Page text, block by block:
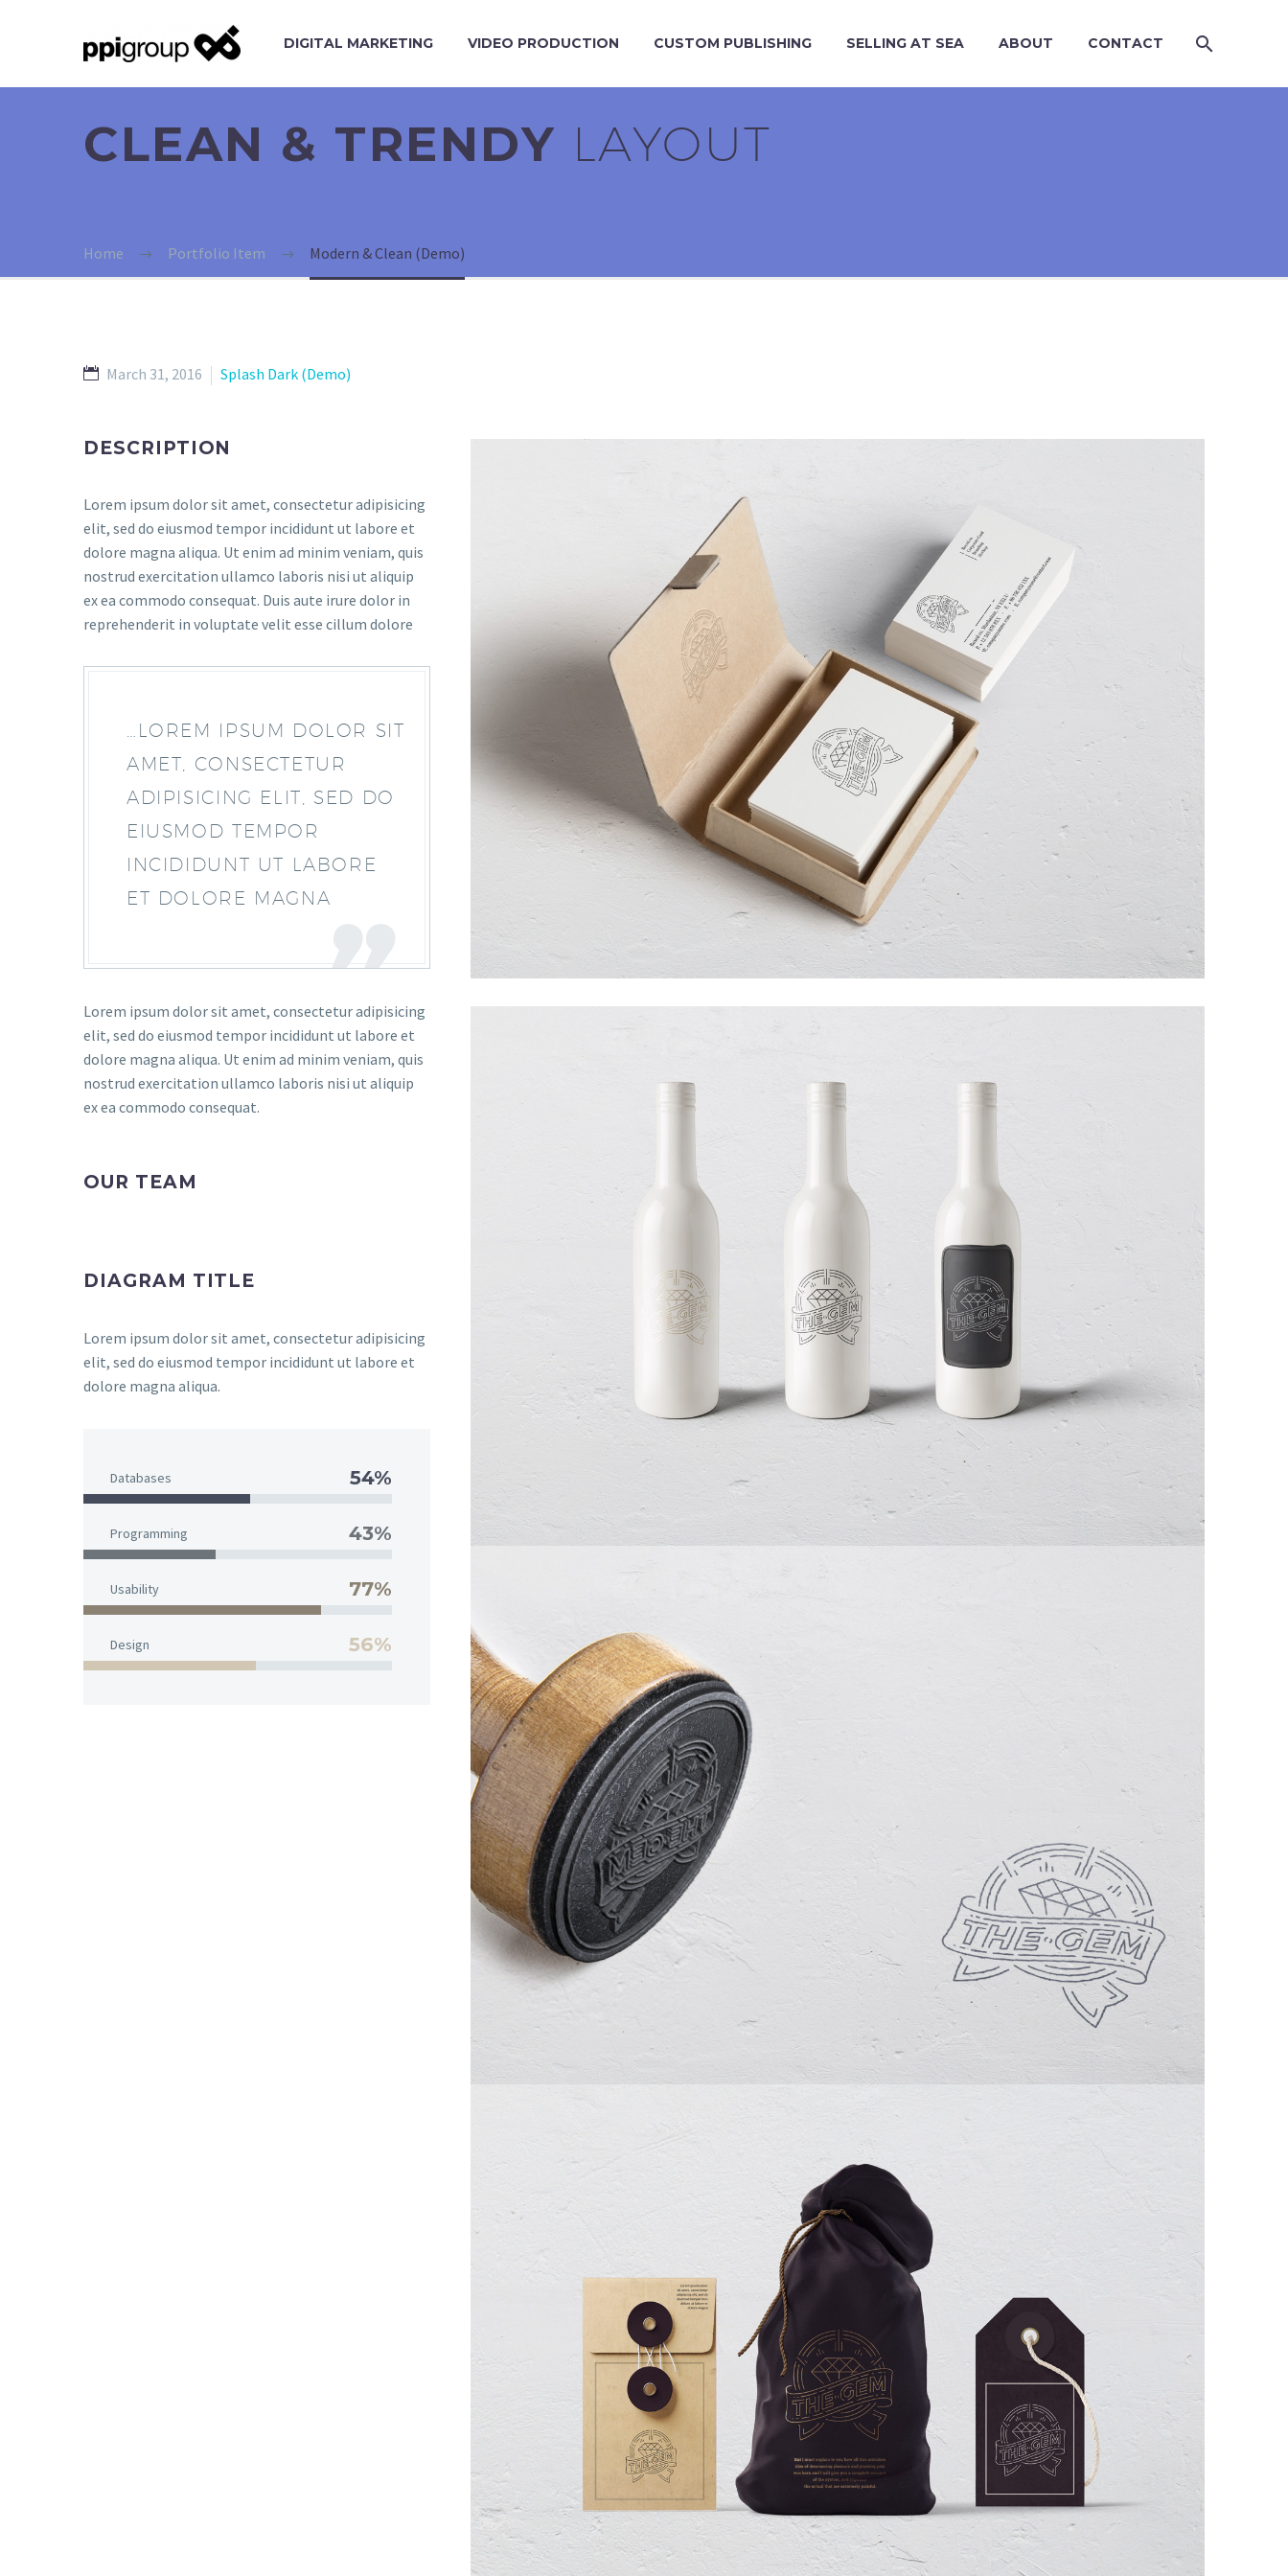
DIGITAL MARKETING VIDEO PRODUCTION CUSTOM PUBLISHING SELLING AT SEA ABOUT CONTACT
CLEAN & TRENDY LAYOUT
Home Portfolio Item Modern & Clean (Demo)
March 31, 2016 Splash Dark (Demo)
DESCRIPTION
Lorem ipsum dolor sit amet, consectetur adipisicing
elit, sed do eiusmod tempor incididunt ut labore et
dolore magna aliqua. Ut enim ad minim veniam, quis
nostrud exercitation ullamco laboris nisi ut aliquip
ex ea commodo consequat. Duis aute irure dolor in
reprehenderit in voluptate velit esse cillum dolore
…LOREM IPSUM DOLOR SIT
AMET, CONSECTETUR
ADIPISICING ELIT, SED DO
EIUSMOD TEMPOR
INCIDIDUNT UT LABORE
ET DOLORE MAGNA
Lorem ipsum dolor sit amet, consectetur adipisicing
elit, sed do eiusmod tempor incididunt ut labore et
dolore magna aliqua. Ut enim ad minim veniam, quis
nostrud exercitation ullamco laboris nisi ut aliquip
ex ea commodo consequat.
OUR TEAM
DIAGRAM TITLE
Lorem ipsum dolor sit amet, consectetur adipisicing
elit, sed do eiusmod tempor incididunt ut labore et
dolore magna aliqua.
Databases 54%
Programming 43%
Usability 77%
Design 56%